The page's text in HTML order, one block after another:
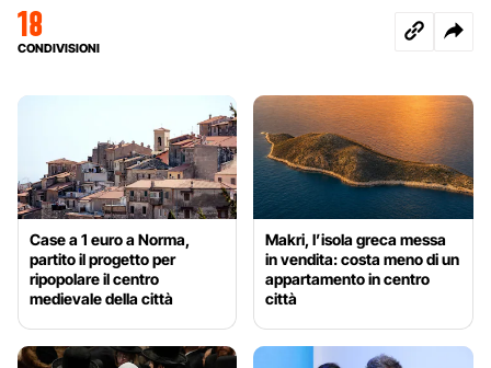
18
CONDIVISIONI
Case a 1 euro a Norma,
partito il progetto per
ripopolare il centro
medievale della città
Makri, l’isola greca messa
in vendita: costa meno di un
appartamento in centro
città